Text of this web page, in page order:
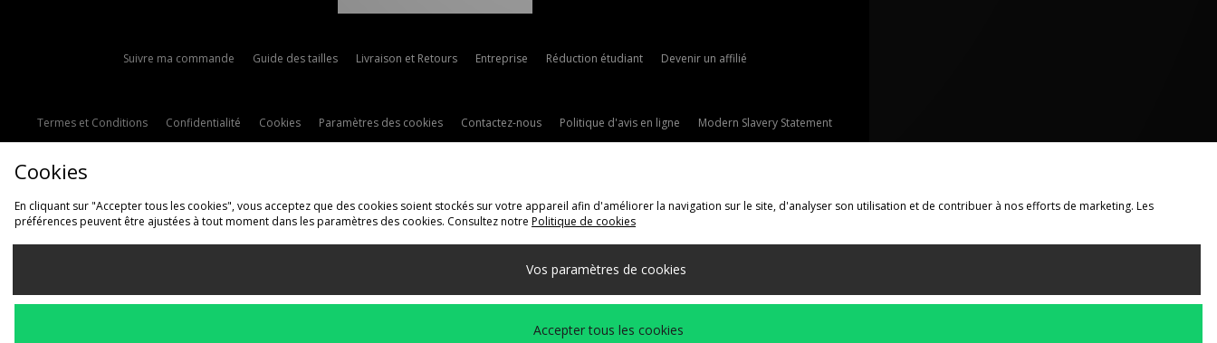
Suivre ma commande Guide des tailles Livraison et Retours Entreprise Réduction étudiant Devenir un affilié
Termes et Conditions Confidentialité Cookies Paramètres des cookies Contactez-nous Politique d'avis en ligne Modern Slavery Statement
Livraison Vers
Nous acceptons les méthodes de paiement suivantes
Cookies
En cliquant sur "Accepter tous les cookies", vous acceptez que des cookies soient stockés sur votre appareil afin d'améliorer la navigation sur le site, d'analyser son utilisation et de contribuer à nos efforts de marketing. Les
préférences peuvent être ajustées à tout moment dans les paramètres des cookies. Consultez notre Politique de cookies
Vos paramètres de cookies
Accepter tous les cookies